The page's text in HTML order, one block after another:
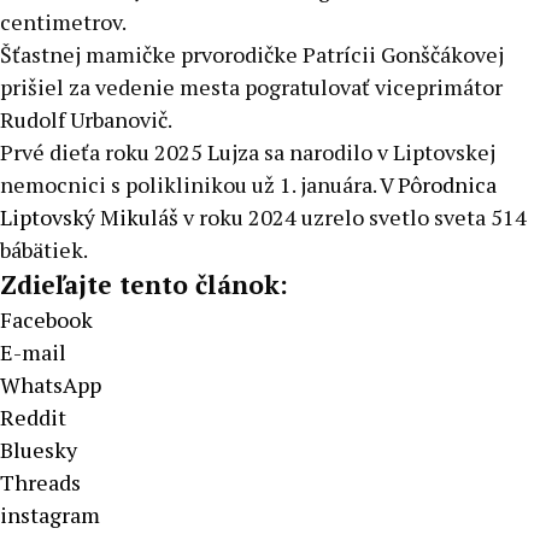
centimetrov.
Šťastnej mamičke prvorodičke Patrícii Gonščákovej
prišiel za vedenie mesta pogratulovať viceprimátor
Rudolf Urbanovič.
Prvé dieťa roku 2025 Lujza sa narodilo v Liptovskej
nemocnici s poliklinikou už 1. januára. VPôrodnica
Liptovský Mikuláš v roku 2024 uzrelo svetlo sveta 514
bábätiek.
Zdieľajte tento článok:
Facebook
E-mail
WhatsApp
Reddit
Bluesky
Threads
instagram